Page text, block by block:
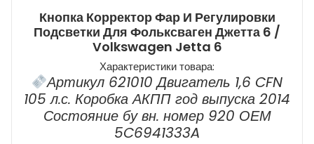
Кнопка Корректор Фар И Регулировки
Подсветки Для Фольксваген Джетта 6 /
Volkswagen Jetta 6
Характеристики товара:
Артикул 621010 Двигатель 1,6 CFN
105 л.с. Коробка АКПП год выпуска 2014
Состояние бу вн. номер 920 ОЕМ
5C6941333A